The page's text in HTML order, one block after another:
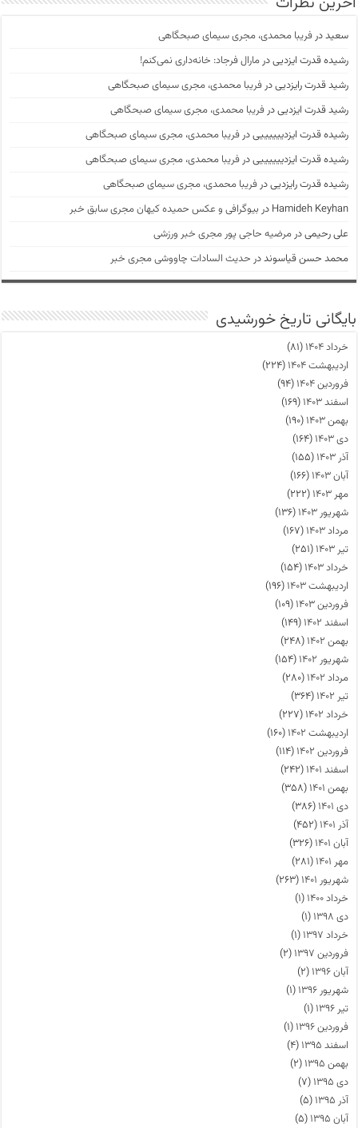
سعیددرفریبا محمدی، مجری سیمای صبحگاهی
رشیده قدرت ایزدییدرمارال فرجاد: خانه‌داری نمی‌کنم!
رشید قدرت رایزدییدرفریبا محمدی، مجری سیمای صبحگاهی
رشید قدرت ایزدییدرفریبا محمدی، مجری سیمای صبحگاهی
رشیده قدرت ایزدیییییییدرفریبا محمدی، مجری سیمای صبحگاهی
رشیده قدرت ایزدیییییییدرفریبا محمدی، مجری سیمای صبحگاهی
رشیده قدرت رایزدییدرفریبا محمدی، مجری سیمای صبحگاهی
Hamideh Keyhan در بیوگرافی و عکس حمیده کیهان مجری سابق خبر
علی رحیمیدرمرضیه حاجی پور مجری خبر ورزشی
محمد حسن قیاسونددر حدیث السادات چاووشی مجری خبر
بایگانی تاریخ خورشیدی
خرداد ۱۴۰۴
(۸۱)
اردیبهشت ۱۴۰۴
(۲۲۴)
فروردین ۱۴۰۴
(۹۴)
اسفند ۱۴۰۳
(۱۶۹)
بهمن ۱۴۰۳
(۱۹۰)
دی ۱۴۰۳
(۱۶۴)
آذر ۱۴۰۳
(۱۵۵)
آبان ۱۴۰۳
(۱۶۶)
مهر ۱۴۰۳
(۲۲۲)
شهریور ۱۴۰۳
(۱۳۶)
مرداد ۱۴۰۳
(۱۶۷)
تیر ۱۴۰۳
(۲۵۱)
خرداد ۱۴۰۳
(۱۵۴)
اردیبهشت ۱۴۰۳
(۱۹۶)
فروردین ۱۴۰۳
(۱۰۹)
اسفند ۱۴۰۲
(۱۴۹)
بهمن ۱۴۰۲
(۲۴۸)
شهریور ۱۴۰۲
(۱۵۴)
مرداد ۱۴۰۲
(۲۸۰)
تیر ۱۴۰۲
(۳۶۴)
خرداد ۱۴۰۲
(۲۲۷)
اردیبهشت ۱۴۰۲
(۱۶۰)
فروردین ۱۴۰۲
(۱۱۴)
اسفند ۱۴۰۱
(۲۴۲)
بهمن ۱۴۰۱
(۳۵۸)
دی ۱۴۰۱
(۳۸۶)
آذر ۱۴۰۱
(۴۵۲)
آبان ۱۴۰۱
(۳۲۶)
مهر ۱۴۰۱
(۲۸۱)
شهریور ۱۴۰۱
(۲۶۳)
خرداد ۱۴۰۰
(۱)
دی ۱۳۹۸
(۱)
خرداد ۱۳۹۷
(۱)
فروردین ۱۳۹۷
(۲)
آبان ۱۳۹۶
(۲)
شهریور ۱۳۹۶
(۱)
تیر ۱۳۹۶
(۱)
فروردین ۱۳۹۶
(۱)
اسفند ۱۳۹۵
(۴)
بهمن ۱۳۹۵
(۲)
دی ۱۳۹۵
(۷)
آذر ۱۳۹۵
(۵)
آبان ۱۳۹۵
(۵)